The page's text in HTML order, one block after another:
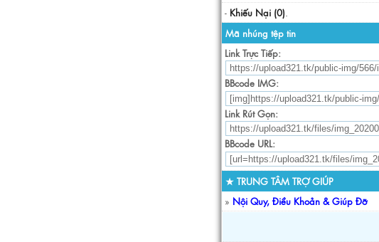
- Khiếu Nại (0).
Mã nhúng tệp tin
Link Trực Tiếp:
BBcode IMG:
Link Rút Gọn:
BBcode URL:
★ TRUNG TÂM TRỢ GIÚP
» Nội Quy, Điều Khoản & Giúp Đỡ